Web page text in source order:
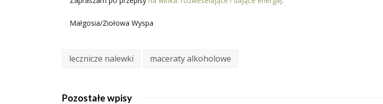
Małgosia/Ziołowa Wyspa
lecznicze nalewki maceraty alkoholowe
Pozostałe wpisy